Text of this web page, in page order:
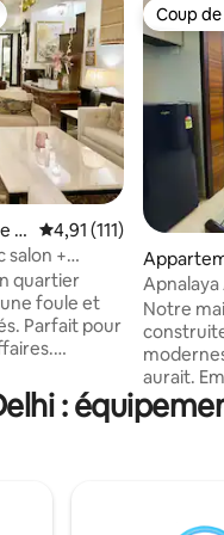
⋅
Évaluation moyenne
4,91 (111)
salon +
de
quartier
foule et
Parfait pour
emmenez
sièges
La
Coup
Coup
Hauz
dans le
Notre
aurait.
South
domicile,
: